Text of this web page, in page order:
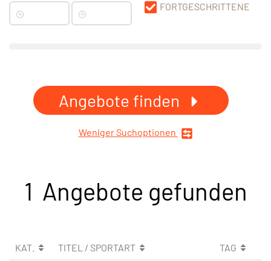
FORTGESCHRITTENE
Angebote finden
Weniger Suchoptionen
1 Angebote gefunden
KAT. TITEL / SPORTART
TAG